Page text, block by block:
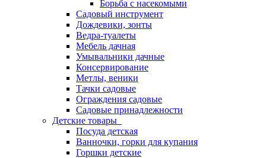
Борьба с насекомыми
Садовый инструмент
Дождевики, зонты
Ведра-туалеты
Мебель дачная
Умывальники дачные
Консервирование
Метлы, веники
Тачки садовые
Ограждения садовые
Садовые принадлежности
Детские товары
Посуда детская
Ванночки, горки для купания
Горшки детские